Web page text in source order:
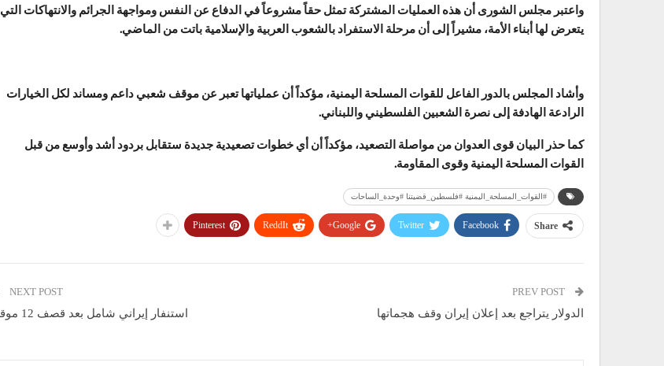
واعتبر مجلس الشورى أن هذه العمليات المشتركة تمثل حقاً مشروعاً في الدفاع عن النفس ومواجهة الجرائم والانتهاكات التي
يتعرض لها أبناء الأمة، مشيراً إلى أن مرحلة الاستفراد بالشعوب العربية والإسلامية باتت من الماضي.
وأشاد المجلس بالدور الفاعل للقوات المسلحة اليمنية، مؤكداً أن عملياتها تعبر عن موقف شعبي داعم ومساند لكل الخيارات
الرادعة الهادفة إلى نصرة الشعبين الفلسطيني واللبناني.
كما حذر البيان قوى العدوان من مواصلة التصعيد، مؤكداً أن أي خطوات تصعيدية جديدة ستقابل بردود أشد وأوسع من قبل
القوات المسلحة اليمنية وقوى المقاومة.
#القوات_المسلحة_اليمنية #فلسطين_قضيتنا #وحدة_الساحات
Share
Facebook
Twitter
Google+
ReddIt
Pinterest
الدولار يتراجع بعد إعلان إيران وقف هجماتها
NEXT POST
استنفار إيراني شامل بعد قصف 12 موقعاً